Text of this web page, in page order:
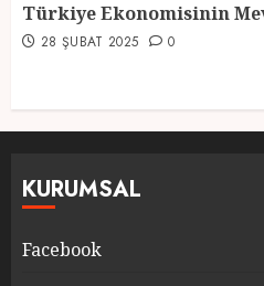
Türkiye Ekonomisinin
28 ŞUBAT 2025 0
KURUMSAL
Facebook